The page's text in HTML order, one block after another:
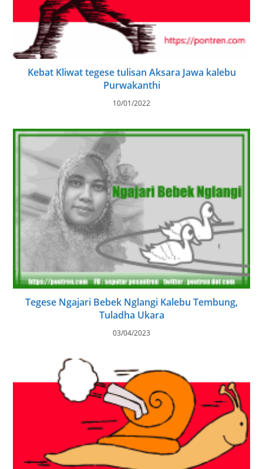
Kebat Kliwat tegese tulisan Aksara Jawa kalebu
Purwakanthi
10/01/2022
Tegese Ngajari Bebek Nglangi Kalebu Tembung,
Tuladha Ukara
03/04/2023